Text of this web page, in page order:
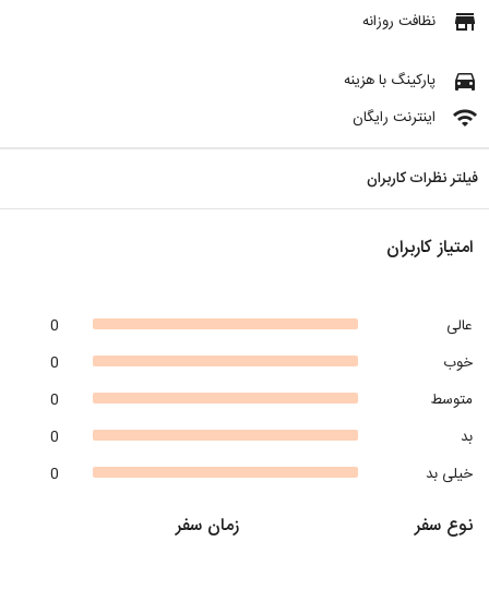
store نظافت روزانه
directions_car پارکینگ با هزینه
wifi اینترنت رایگان
فیلتر نظرات کاربران
امتیاز کاربران
0
عالی
0
خوب
0
متوسط
0
بد
0
خیلی بد
زمان سفر نوع سفر